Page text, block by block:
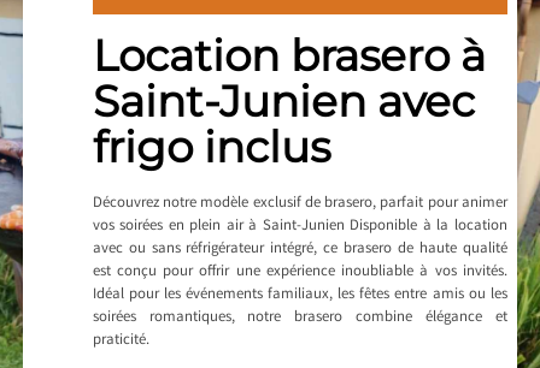
Location brasero à
Saint-Junien avec
frigo inclus
Découvrez notre modèle exclusif de brasero, parfait pour animer
vos soirées en plein air à Saint-Junien Disponible à la location
avec ou sans réfrigérateur intégré, ce brasero de haute qualité
est conçu pour offrir une expérience inoubliable à vos invités.
Idéal pour les événements familiaux, les fêtes entre amis ou les
soirées romantiques, notre brasero combine élégance et
praticité.